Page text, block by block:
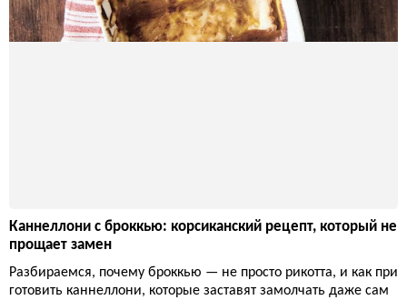
Каннеллони с броккью: корсиканский рецепт, который не
прощает замен
Разбираемся, почему броккью — не просто рикотта, и как при
готовить каннеллони, которые заставят замолчать даже сам